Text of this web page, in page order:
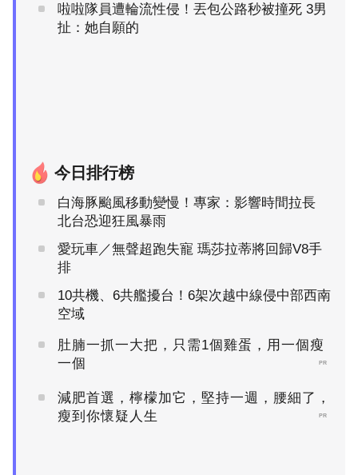
啦啦隊員遭輪流性侵！丟包公路秒被撞死 3男
扯：她自願的
今日排行榜
白海豚颱風移動變慢！專家：影響時間拉長
北台恐迎狂風暴雨
愛玩車／無聲超跑失寵 瑪莎拉蒂將回歸V8手
排
10共機、6共艦擾台！6架次越中線侵中部西南
空域
肚腩一抓一大把，只需1個雞蛋，用一個瘦
一個
PR
減肥首選，檸檬加它，堅持一週，腰細了，
瘦到你懷疑人生
PR